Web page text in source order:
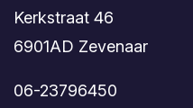
Kerkstraat 46
6901AD Zevenaar
06-23796450